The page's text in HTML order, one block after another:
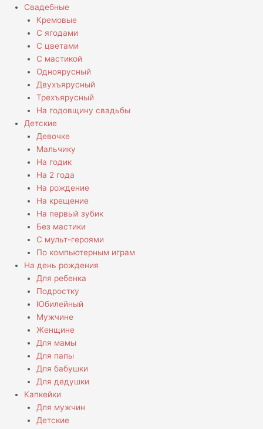
Свадебные
Кремовые
С ягодами
С цветами
С мастикой
Одноярусный
Двухъярусный
Трехъярусный
На годовщину свадьбы
Детские
Девочке
Мальчику
На годик
На 2 года
На рождение
На крещение
На первый зубик
Без мастики
С мульт-героями
По компьютерным играм
На день рождения
Для ребенка
Подростку
Юбилейный
Мужчине
Женщине
Для мамы
Для папы
Для бабушки
Для дедушки
Капкейки
Для мужчин
Детские